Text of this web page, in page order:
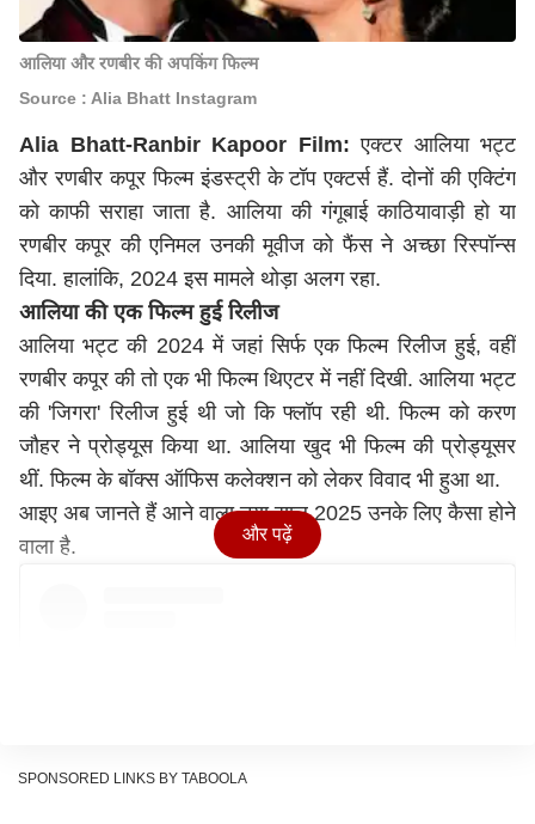
आलिया और रणबीर की अपकिंग फिल्म
Source : Alia Bhatt Instagram
Alia Bhatt-Ranbir Kapoor Film:एक्टर आलिया भट्ट
और रणबीर कपूर फिल्म इंडस्ट्री के टॉप एक्टर्स हैं. दोनों की एक्टिंग
को काफी सराहा जाता है. आलिया की गंगूबाई काठियावाड़ी हो या
रणबीर कपूर की एनिमल उनकी मूवीज को फैंस ने अच्छा रिस्पॉन्स
दिया. हालांकि, 2024 इस मामले थोड़ा अलग रहा.
आलिया की एक फिल्म हुई रिलीज
आलिया भट्ट की 2024 में जहां सिर्फ एक फिल्म रिलीज हुई, वहीं
रणबीर कपूर की तो एक भी फिल्म थिएटर में नहीं दिखी. आलिया भट्ट
की 'जिगरा' रिलीज हुई थी जो कि फ्लॉप रही थी. फिल्म को करण
जौहर ने प्रोड्यूस किया था. आलिया खुद भी फिल्म की प्रोड्यूसर
थीं. फिल्म के बॉक्स ऑफिस कलेक्शन को लेकर विवाद भी हुआ था.
आइए अब जानते हैं आने वाला नया साल 2025 उनके लिए कैसा होने
वाला है.
और पढ़ें
SPONSORED LINKS BY TABOOLA